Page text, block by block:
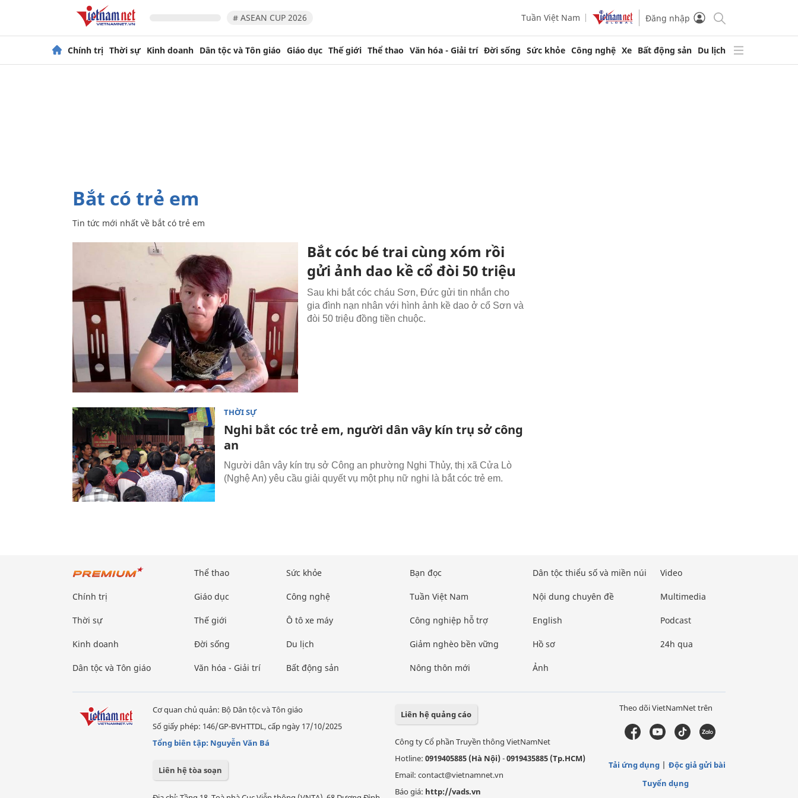
# ASEAN CUP 2026 Tuần Việt Nam Đăng nhập
Chính trị Thời sự Kinh doanh Dân tộc và Tôn giáo Giáo dục Thế giới Thể thao Văn hóa - Giải trí Đời sống Sức khỏe Công nghệ Xe Bất động sản Du lịch
bắt có trẻ em
Tin tức mới nhất về bắt có trẻ em
Bắt cóc bé trai cùng xóm rồi
gửi ảnh dao kề cổ đòi 50 triệu
Sau khi bắt cóc cháu Sơn, Đức gửi tin nhắn cho
gia đình nạn nhân với hình ảnh kề dao ở cổ Sơn và
đòi 50 triệu đồng tiền chuộc.
THỜI SỰ
Nghi bắt cóc trẻ em, người dân vây kín trụ sở công
an
Người dân vây kín trụ sở Công an phường Nghi Thủy, thị xã Cửa Lò
(Nghệ An) yêu cầu giải quyết vụ một phụ nữ nghi là bắt cóc trẻ em.
Chính trị
Thời sự
Kinh doanh
Dân tộc và Tôn giáo
Thể thao
Giáo dục
Thế giới
Đời sống
Văn hóa - Giải trí
Sức khỏe
Công nghệ
Ô tô xe máy
Du lịch
Bất động sản
Bạn đọc
Tuần Việt Nam
Công nghiệp hỗ trợ
Giảm nghèo bền vững
Nông thôn mới
Dân tộc thiểu số và miền núi
Nội dung chuyên đề
English
Hồ sơ
Ảnh
Video
Multimedia
Podcast
24h qua
Cơ quan chủ quản: Bộ Dân tộc và Tôn giáo
Số giấy phép: 146/GP-BVHTTDL, cấp ngày 17/10/2025
Tổng biên tập: Nguyễn Văn Bá
Liên hệ tòa soạn
Liên hệ quảng cáo
Công ty Cổ phần Truyền thông VietNamNet
Hotline: 0919405885 (Hà Nội)-0919435885 (Tp.HCM)
Email: contact@vietnamnet.vn
Báo giá: http://vads.vn
Theo dõi VietNamNet trên
Tải ứng dụng
Độc giả gửi bài
Tuyển dụng